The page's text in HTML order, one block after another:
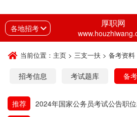
各地招考 厚职网
当前位置： 主页 > 三支一扶 > 备考资料
招考信息 考试题库 备
推荐
2024年国家公务员考试公告职